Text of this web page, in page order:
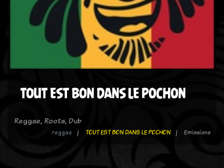
TOUT EST BON DANS LE POCHON
Reggae, Roots, Dub
reggae TOUT EST BON DANS LE POCHON Emissions